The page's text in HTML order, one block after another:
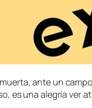
an­te un
es una ale­gría ver